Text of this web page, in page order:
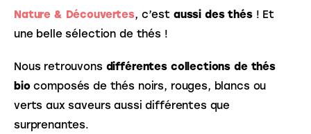
Nature & Découvertes, c’est aussi des thés ! Et
une belle sélection de thés !
Nous retrouvons différentes collections de thés
bio composés de thés noirs, rouges, blancs ou
verts aux saveurs aussi différentes que
surprenantes.